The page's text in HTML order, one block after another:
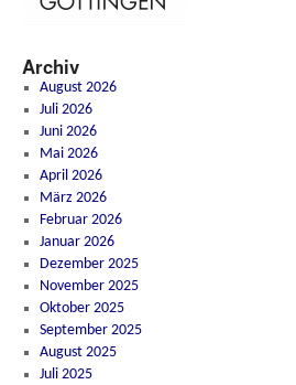
Archiv
August 2026
Juli 2026
Juni 2026
Mai 2026
April 2026
März 2026
Februar 2026
Januar 2026
Dezember 2025
November 2025
Oktober 2025
September 2025
August 2025
Juli 2025